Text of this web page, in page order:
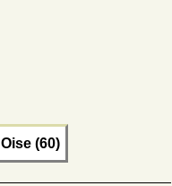
Oise (60)